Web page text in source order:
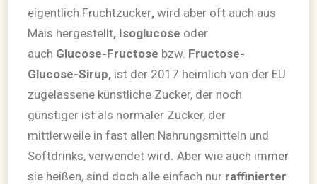
eigentlich Fruchtzucker, wird aber oft auch aus
Mais hergestellt, Isoglucose oder
auch Glucose-Fructose bzw. Fructose-
Glucose-Sirup, ist der 2017 heimlich von der EU
zugelassene künstliche Zucker, der noch
günstiger ist als normaler Zucker, der
mittlerweile in fast allen Nahrungsmitteln und
Softdrinks, verwendet wird. Aber wie auch immer
sie heißen, sind doch alle einfach nur raffinierter